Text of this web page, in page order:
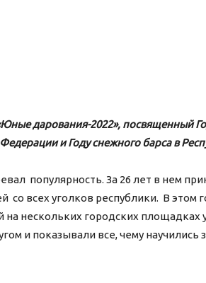
дарования-2022», посвященный
и Году снежного барса в
популярность. За 26 лет в нем
со всех уголков республики. В этом
на нескольких городских площадках
и показывали все, чему